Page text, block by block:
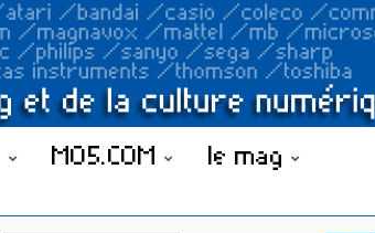
MO5.COM le mag